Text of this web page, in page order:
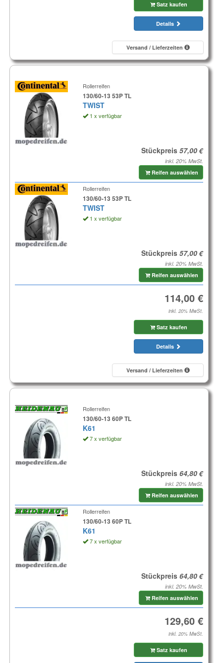
Satz kaufen
Details
Versand / Lieferzeiten
Rollerreifen
130/60-13 53P TL
TWIST
1 x verfügbar
Stückpreis
inkl. 20% MwSt.
Reifen auswählen
Rollerreifen
130/60-13 53P TL
TWIST
1 x verfügbar
Stückpreis
inkl. 20% MwSt.
Reifen auswählen
inkl. 20% MwSt.
Satz kaufen
Details
Versand / Lieferzeiten
Rollerreifen
130/60-13 60P TL
K61
7 x verfügbar
Stückpreis
inkl. 20% MwSt.
Reifen auswählen
Rollerreifen
130/60-13 60P TL
K61
7 x verfügbar
Stückpreis
inkl. 20% MwSt.
Reifen auswählen
inkl. 20% MwSt.
Satz kaufen